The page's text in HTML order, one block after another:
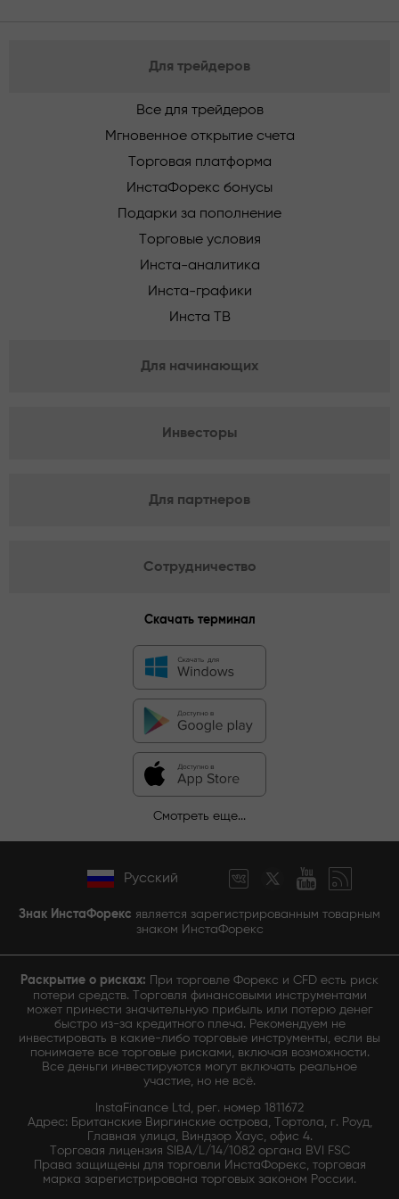
Для трейдеров
Все для трейдеров
Мгновенное открытие счета
Торговая платформа
ИнстаФорекс бонусы
Подарки за пополнение
Торговые условия
Инста-аналитика
Инста-графики
Инста ТВ
Для начинающих
Инвесторы
Для партнеров
Сотрудничество
Скачать терминал
Смотреть еще...
Русский
Знак ИнстаФорекс является зарегистрированным товарным
знаком ИнстаФорекс
Раскрытие о рисках: При торговле Форекс и CFD есть риск
потери средств. Торговля финансовыми инструментами
может принести значительную прибыль или потерю денег
быстро из-за кредитного плеча. Рекомендуем не
инвестировать в какие-либо торговые инструменты, если вы
понимаете все торговые рисками, включая возможности.
Все деньги инвестируются могут включать реальное
участие, но не всё.
InstaFinance Ltd, рег. номер 1811672
Адрес: Британские Виргинские острова, Тортола, г. Роуд,
Главная улица, Виндзор Хаус, офис 4.
Торговая лицензия SIBA/L/14/1082 органа BVI FSC
Права защищены для торговли ИнстаФорекс, торговая
марка зарегистрирована торговых законом России.